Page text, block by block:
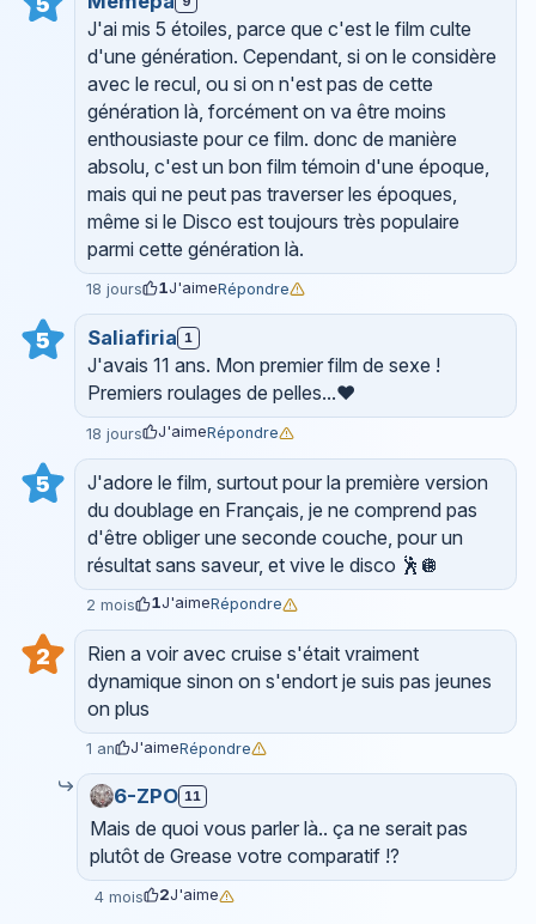
J'ai mis 5 étoiles, parce que c'est le film culte
d'une génération. Cependant, si on le considère
avec le recul, ou si on n'est pas de cette
génération là, forcément on va être moins
enthousiaste pour ce film. donc de manière
absolu, c'est un bon film témoin d'une époque,
mais qui ne peut pas traverser les époques,
même si le Disco est toujours très populaire
parmi cette génération là.
18 jours 1J'aimeRépondre
5 Saliafiria 1
J'avais 11 ans. Mon premier film de sexe !
Premiers roulages de pelles...♥
18 jours J'aimeRépondre
5
J'adore le film, surtout pour la première version
du doublage en Français, je ne comprend pas
d'être obliger une seconde couche, pour un
résultat sans saveur, et vive le disco 🕺🪩
2 mois 1J'aimeRépondre
2
Rien a voir avec cruise s'était vraiment
dynamique sinon on s'endort je suis pas jeunes
on plus
1 an J'aimeRépondre
6-ZPO 11
Mais de quoi vous parler là.. ça ne serait pas
plutôt de Grease votre comparatif !?
4 mois 2J'aime